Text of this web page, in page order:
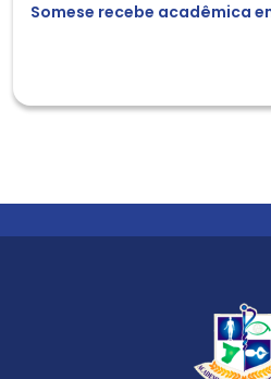
Somese recebe acadêmica